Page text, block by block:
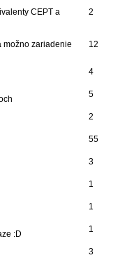
CEPT a
2
možno zariadenie
12
4
5
2
55
3
1
1
:D
1
3